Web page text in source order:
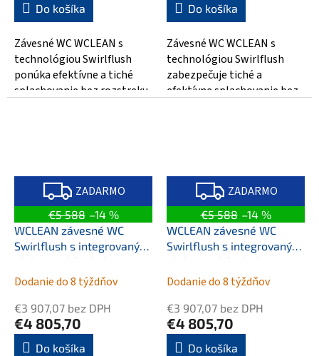
Do košíka
Závesné WC WCLEAN s
technológiou Swirlflush
ponúka efektívne a tiché
splachovanie bez rozstreku.
Do košíka
Závesné WC WCLEAN s
technológiou Swirlflush
zabezpečuje tiché a
efektívne splachovanie bez
Z
A
D
A
R
M
O
ZADARMO
€5 588 –14 %
WCLEAN závesné WC
Swirlflush s integrovaným
elektronickým bidetom,
cenere dual-mat
Dodanie do 8 týždňov
€3 907,07 bez DPH
€4 805,70
Do košíka
Z
A
D
A
R
M
O
ZADARMO
€5 588 –14 %
WCLEAN závesné WC
Swirlflush s integrovaným
elektronickým bidetom,
creta dual-mat
Dodanie do 8 týždňov
€3 907,07 bez DPH
€4 805,70
Do košíka